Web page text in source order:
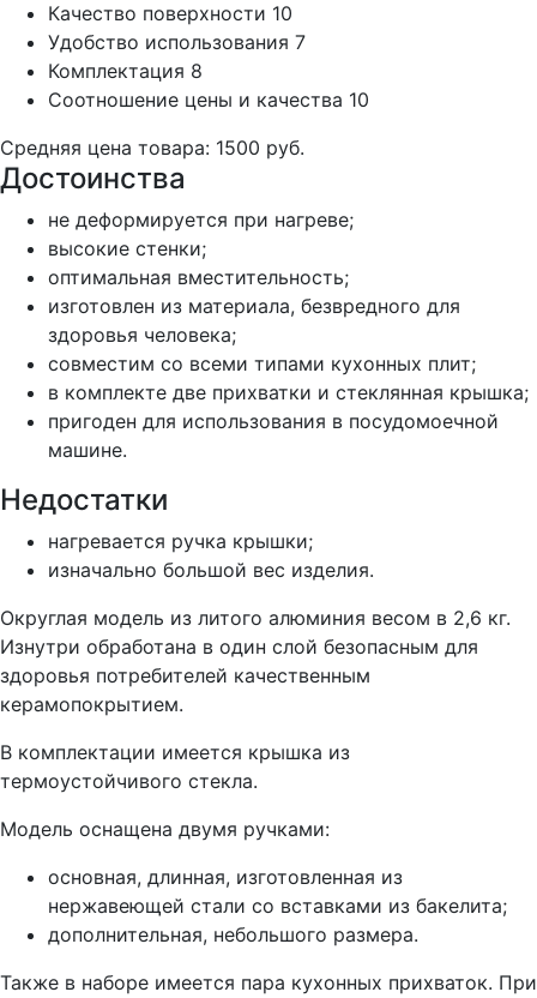
Качество поверхности 10
Удобство использования 7
Комплектация 8
Соотношение цены и качества 10
Средняя цена товара: 1500 руб.
Достоинства
не деформируется при нагреве;
высокие стенки;
оптимальная вместительность;
изготовлен из материала, безвредного для
здоровья человека;
совместим со всеми типами кухонных плит;
в комплекте две прихватки и стеклянная крышка;
пригоден для использования в посудомоечной
машине.
Недостатки
нагревается ручка крышки;
изначально большой вес изделия.
Округлая модель из литого алюминия весом в 2,6 кг.
Изнутри обработана в один слой безопасным для
здоровья потребителей качественным
керамопокрытием.
В комплектации имеется крышка из
термоустойчивого стекла.
Модель оснащена двумя ручками:
основная, длинная, изготовленная из
нержавеющей стали со вставками из бакелита;
дополнительная, небольшого размера.
Также в наборе имеется пара кухонных прихваток. При